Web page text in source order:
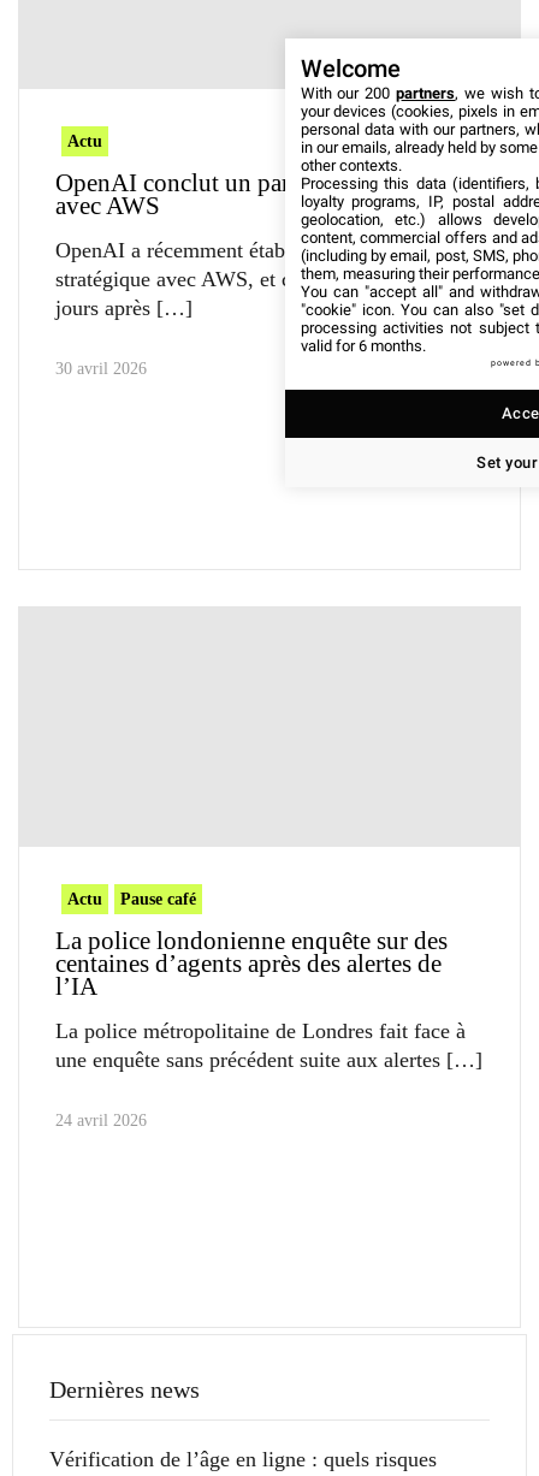
Actu
OpenAI conclut un partenariat stratégique
avec AWS
OpenAI a récemment établi un partenariat
stratégique avec AWS, et ce seulement trois
jours après
30 avril 2026
Actu Pause café
La police londonienne enquête sur des
centaines d’agents après des alertes de
l’IA
La police métropolitaine de Londres fait face à
une enquête sans précédent suite aux alertes
24 avril 2026
Dernières news
Vérification de l’âge en ligne : quels risques
Welcome
With our 200partners, we wish
your devices (cookies, pixels in
personal data with our partners,
in our emails, already held by
other contexts.
Processing this data (identifiers,
loyalty programs, IP, postal
geolocation, etc.) allows
content, commercial offers and
(including by email, post, SMS,
them, measuring their
You can "accept all" and
"cookie" icon. You can also "set
processing activities not subject
valid for 6 months.
powered
Set